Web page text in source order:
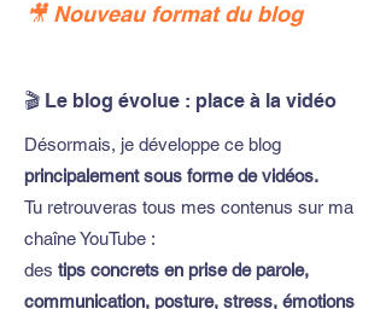
🎥 Nouveau format du blog
🎬 Le blog évolue : place à la vidéo
Désormais, je développe ce blog
principalement sous forme de vidéos.
Tu retrouveras tous mes contenus sur ma
chaîne YouTube :
des tips concrets en prise de parole,
communication, posture, stress, émotions